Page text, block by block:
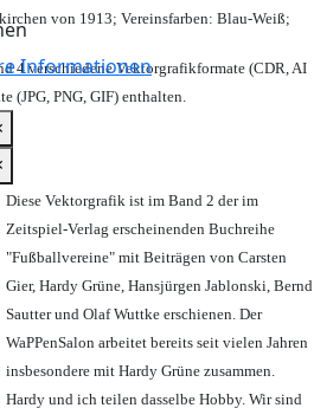
Informationen
von 1913; Vereinsfarben: Blau-Weiß;
4 verschiedene Vektorgrafikformate (CDR, AI
(JPG, PNG, GIF) enthalten.
Diese Vektorgrafik ist im Band 2 der im
Zeitspiel-Verlag erscheinenden Buchreihe
"Fußballvereine" mit Beiträgen von Carsten
Gier, Hardy Grüne, Hansjürgen Jablonski, Bernd
Sautter und Olaf Wuttke erschienen. Der
WaPPenSalon arbeitet bereits seit vielen Jahren
insbesondere mit Hardy Grüne zusammen.
Hardy und ich teilen dasselbe Hobby. Wir sind